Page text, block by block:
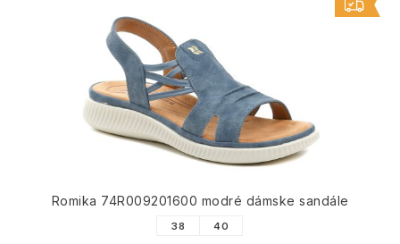
Romika 74R009201600 modré dámske sandále
38 40